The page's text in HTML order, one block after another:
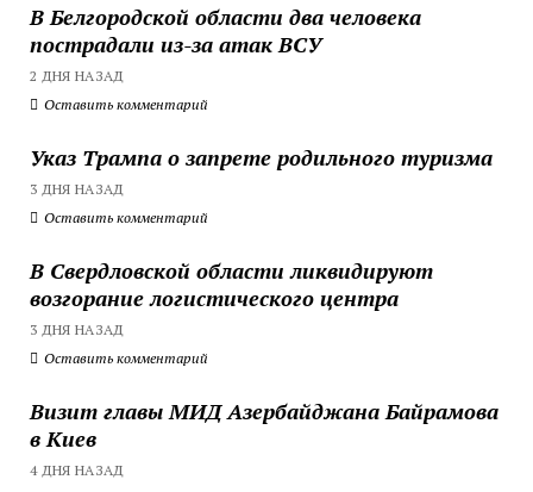
В Белгородской области два человека
пострадали из-за атак ВСУ
2 ДНЯ НАЗАД
Оставить комментарий
Указ Трампа о запрете родильного туризма
3 ДНЯ НАЗАД
Оставить комментарий
В Свердловской области ликвидируют
возгорание логистического центра
3 ДНЯ НАЗАД
Оставить комментарий
Визит главы МИД Азербайджана Байрамова
в Киев
4 ДНЯ НАЗАД